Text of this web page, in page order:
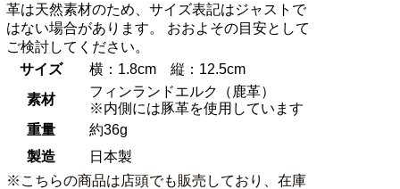
革は天然素材のため、サイズ表記はジャストで
はない場合があります。 おおよその目安として
ご検討してください。
サイズ
横：1.8cm 縦：12.5cm
素材
フィンランドエルク（鹿革）
※内側には豚革を使用しています
重量
約36g
製造
日本製
※こちらの商品は店頭でも販売しており、在庫